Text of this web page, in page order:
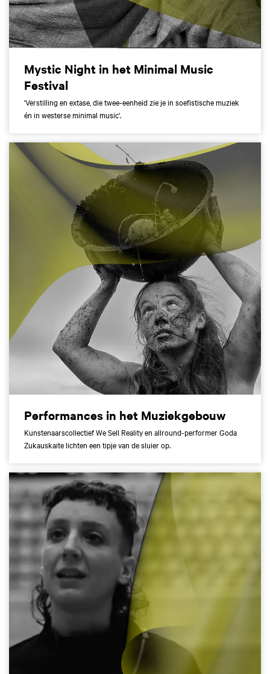
Mystic Night in het Minimal Music
Festival
'Verstilling en extase, die twee-eenheid zie je in soefistische muziek
én in westerse minimal music'.
Performances in het Muziekgebouw
Kunstenaarscollectief We Sell Reality en allround-performer Goda
Zukauskaite lichten een tipje van de sluier op.